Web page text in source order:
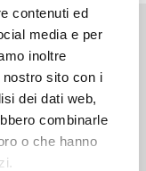
contenuti ed
media e per
inoltre
sito con i
dei dati web,
combinarle
o che hanno